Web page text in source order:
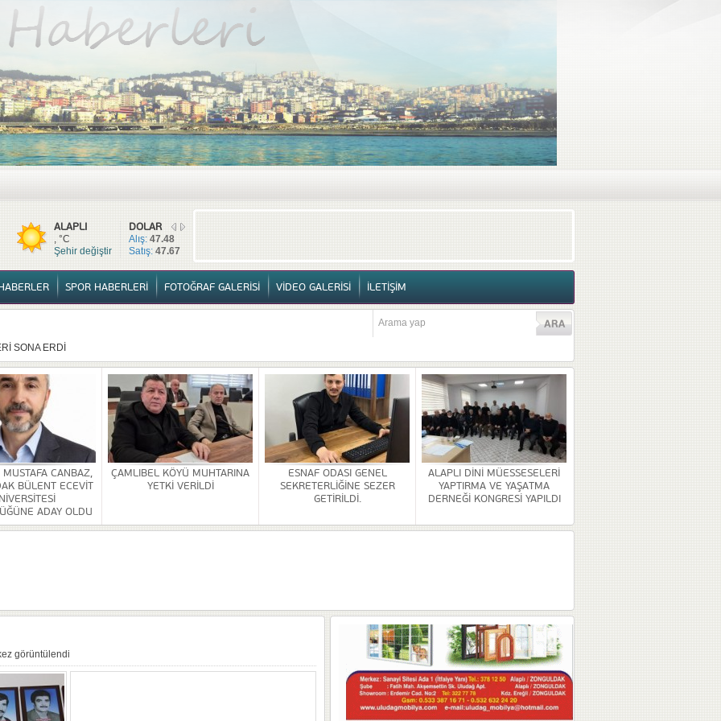
TÜM HABERLER YURTTAN HABERLER SPOR HABERLERİ FOTOĞRAF GALERİSİ VİDEO GALERİSİ İLETİŞİM
DOLAR
Alış:47.48
Satış:47.67
ALAPLI
, °C
Şehir değiştir
SPOR HABERLERİ FOTOĞRAF GALERİSİ VİDEO GALERİSİ İLETİŞİM
SONA ERDİ
KALDIRILDI
DÜZENLENDİ
BİNASİ YAPILACAK
BÜLENT ECEVİT ÜNİVERSİTESİ REKTÖRLÜĞÜNE ADAY OLDU
MUSTAFA CANBAZ,
BÜLENT ECEVİT
ADAY OLDU
ÇAMLIBEL KÖYÜ MUHTARINA
YETKİ VERİLDİ
ESNAF ODASI GENEL
SEKRETERLİĞİNE SEZER
GETİRİLDİ.
ALAPLI DİNİ MÜESSESELERİ
YAPTIRMA VE YAŞATMA
DERNEĞİ KONGRESİ YAPILDI
görüntülendi